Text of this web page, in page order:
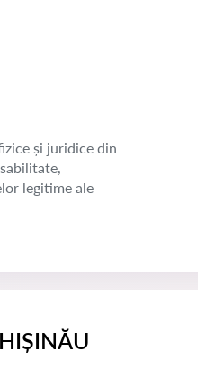
și juridice din
legitime ale